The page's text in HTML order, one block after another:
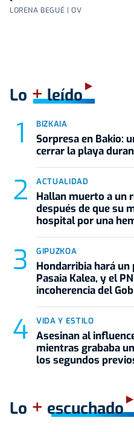
LORENA BEGUÉ | OV
Lo +leído
BIZKAIA
Sorpresa en Bakio:
cerrar la playa
ACTUALIDAD
Hallan muerto a un
después de que su
hospital por una
GIPUZKOA
Hondarribia hará un
Pasaia Kalea, y el
incoherencia del
VIDA Y ESTILO
Asesinan al
mientras grababa
los segundos
Lo + escuchado